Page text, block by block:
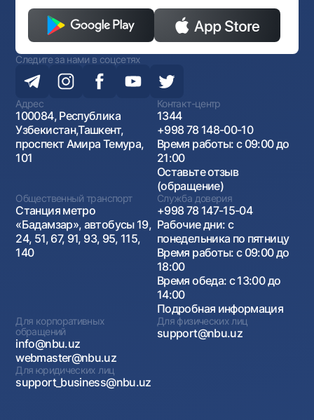
Следите за нами в соцсетях
Адрес
100084, Республика
Узбекистан,Ташкент,
проспект Амира Темура,
101
Контакт-центр
1344
+998 78 148-00-10
Время работы: с 09:00 до
21:00
Оставьте отзыв
(обращение)
Общественный транспорт
Станция метро
«Бадамзар», автобусы 19,
24, 51, 67, 91, 93, 95, 115,
140
Служба доверия
+998 78 147-15-04
Рабочие дни: с
понедельника по пятницу
Время работы: с 09:00 до
18:00
Время обеда: с 13:00 до
14:00
Подробная информация
Для корпоративных
обращений
info@nbu.uz
webmaster@nbu.uz
Для физических лиц
support@nbu.uz
Для юридических лиц
support_business@nbu.uz